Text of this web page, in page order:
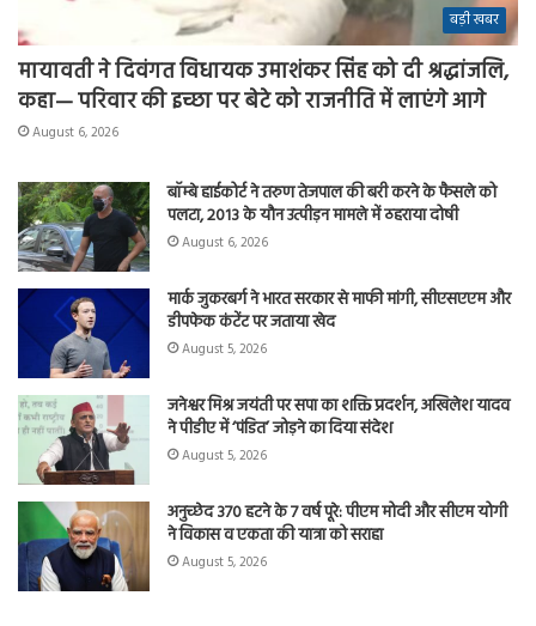
बड़ी खबर
मायावती ने दिवंगत विधायक उमाशंकर सिंह को दी श्रद्धांजलि,
कहा— परिवार की इच्छा पर बेटे को राजनीति में लाएंगे आगे
August 6, 2026
बॉम्बे हाईकोर्ट ने तरुण तेजपाल की बरी करने के फैसले को
पलटा, 2013 के यौन उत्पीड़न मामले में ठहराया दोषी
August 6, 2026
मार्क जुकरबर्ग ने भारत सरकार से माफी मांगी, सीएसएएम और
डीपफेक कंटेंट पर जताया खेद
August 5, 2026
जनेश्वर मिश्र जयंती पर सपा का शक्ति प्रदर्शन, अखिलेश यादव
ने पीडीए में ‘पंडित’ जोड़ने का दिया संदेश
August 5, 2026
अनुच्छेद 370 हटने के 7 वर्ष पूरे: पीएम मोदी और सीएम योगी
ने विकास व एकता की यात्रा को सराहा
August 5, 2026